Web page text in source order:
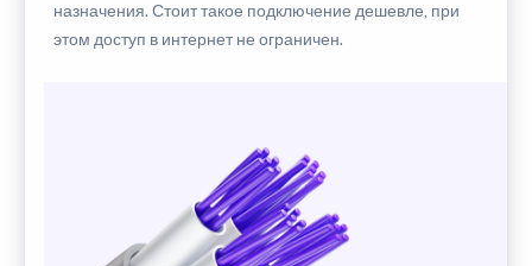
назначения. Стоит такое подключение дешевле, при
этом доступ в интернет не ограничен.